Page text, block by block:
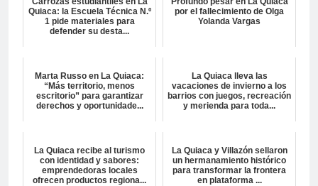
Quiaca: la Escuela Técnica N.º
1 pide materiales para
defender su desta...
por el fallecimiento de Olga
Yolanda Vargas
Marta Russo en La Quiaca:
“Más territorio, menos
escritorio” para garantizar
derechos y oportunidade...
La Quiaca lleva las
vacaciones de invierno a los
barrios con juegos, recreación
y merienda para toda...
La Quiaca recibe al turismo
con identidad y sabores:
emprendedoras locales
ofrecen productos regiona...
La Quiaca y Villazón sellaron
un hermanamiento histórico
para transformar la frontera
en plataforma ...